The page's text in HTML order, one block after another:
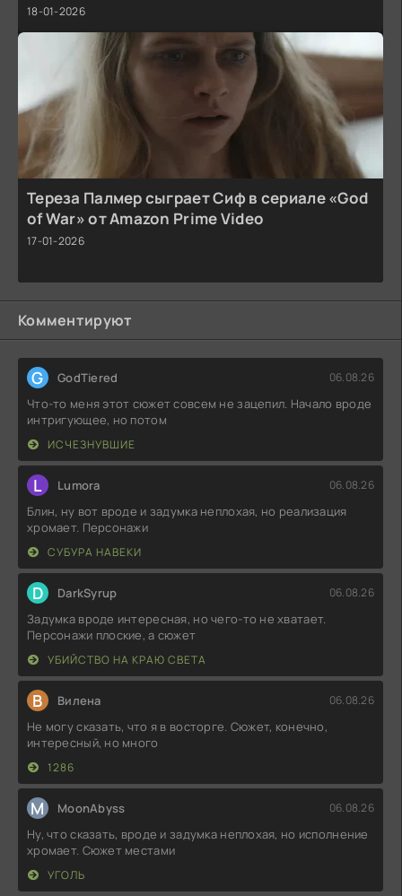
18-01-2026
Тереза Палмер сыграет Сиф в сериале «God
of War» от Amazon Prime Video
17-01-2026
Комментируют
G GodTiered 06.08.26
Что-то меня этот сюжет совсем не зацепил. Начало вроде
интригующее, но потом
ИСЧЕЗНУВШИЕ
L Lumora 06.08.26
Блин, ну вот вроде и задумка неплохая, но реализация
хромает. Персонажи
СУБУРА НАВЕКИ
D DarkSyrup 06.08.26
Задумка вроде интересная, но чего-то не хватает.
Персонажи плоские, а сюжет
УБИЙСТВО НА КРАЮ СВЕТА
В Вилена 06.08.26
Не могу сказать, что я в восторге. Сюжет, конечно,
интересный, но много
1286
M MoonAbyss 06.08.26
Ну, что сказать, вроде и задумка неплохая, но исполнение
хромает. Сюжет местами
УГОЛЬ